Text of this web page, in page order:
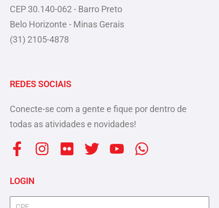
CEP 30.140-062 - Barro Preto
Belo Horizonte - Minas Gerais
(31) 2105-4878
REDES SOCIAIS
Conecte-se com a gente e fique por dentro de
todas as atividades e novidades!
F
a
c
e
I
t
F
c
T
t
Y
t
W
t
LOGIN
cpf